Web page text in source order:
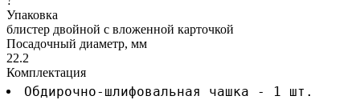
Упаковка
блистер двойной с вложенной карточкой
Посадочный диаметр, мм
22.2
Комплектация
Обдирочно-шлифовальная чашка - 1 шт.